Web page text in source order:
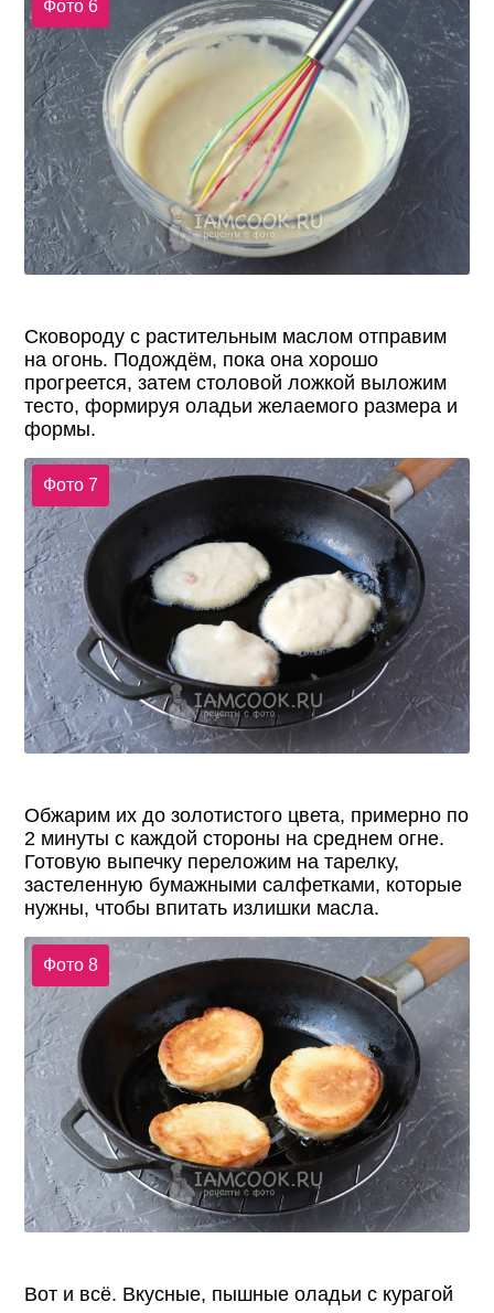
Фото 6
Сковороду с растительным маслом отправим
на огонь. Подождём, пока она хорошо
прогреется, затем столовой ложкой выложим
тесто, формируя оладьи желаемого размера и
формы.
Фото 7
Обжарим их до золотистого цвета, примерно по
2 минуты с каждой стороны на среднем огне.
Готовую выпечку переложим на тарелку,
застеленную бумажными салфетками, которые
нужны, чтобы впитать излишки масла.
Фото 8
Вот и всё. Вкусные, пышные оладьи с курагой